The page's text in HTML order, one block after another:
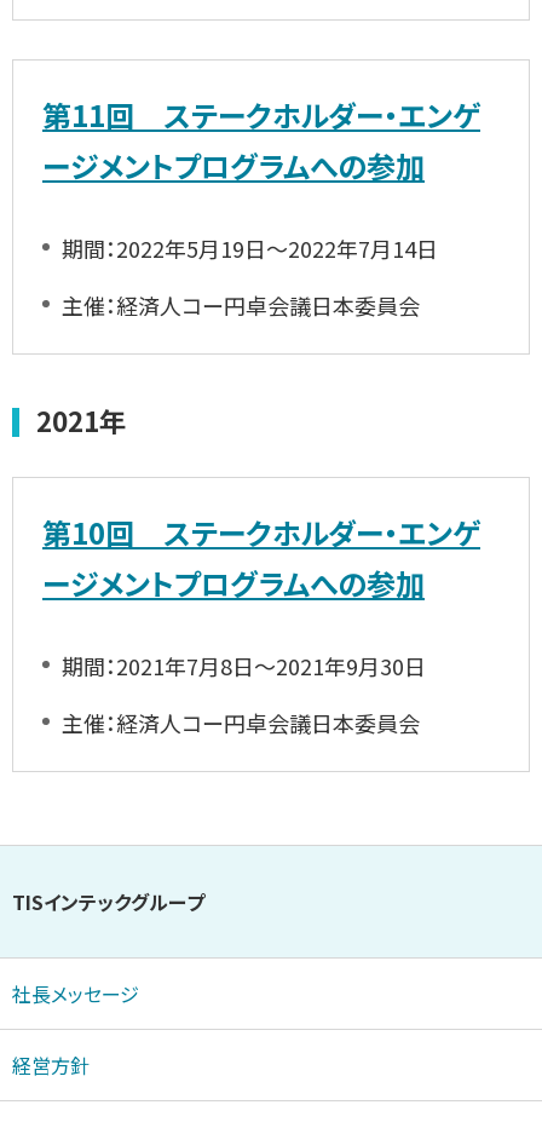
第11回 ステークホルダー・エンゲ
ージメントプログラムへの参加
期間：2022年5月19日～2022年7月14日
主催：経済人コー円卓会議日本委員会
2021年
第10回 ステークホルダー・エンゲ
ージメントプログラムへの参加
期間：2021年7月8日～2021年9月30日
主催：経済人コー円卓会議日本委員会
TISインテックグループ
社長メッセージ
経営方針